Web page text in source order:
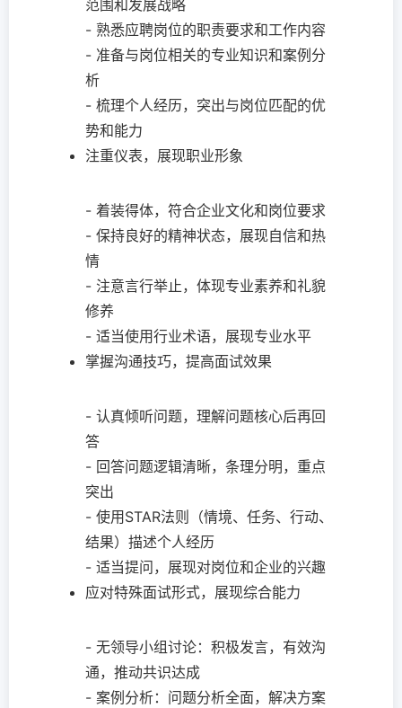
范围和发展战略
- 熟悉应聘岗位的职责要求和工作内容
- 准备与岗位相关的专业知识和案例分
析
- 梳理个人经历，突出与岗位匹配的优
势和能力
注重仪表，展现职业形象
- 着装得体，符合企业文化和岗位要求
- 保持良好的精神状态，展现自信和热
情
- 注意言行举止，体现专业素养和礼貌
修养
- 适当使用行业术语，展现专业水平
掌握沟通技巧，提高面试效果
- 认真倾听问题，理解问题核心后再回
答
- 回答问题逻辑清晰，条理分明，重点
突出
- 使用STAR法则（情境、任务、行动、
结果）描述个人经历
- 适当提问，展现对岗位和企业的兴趣
应对特殊面试形式，展现综合能力
- 无领导小组讨论：积极发言，有效沟
通，推动共识达成
- 案例分析：问题分析全面，解决方案